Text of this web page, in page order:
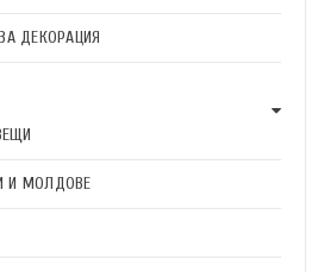
ДЕКОРАЦИЯ
И МОЛДОВЕ